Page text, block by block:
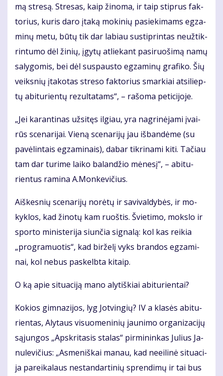
mą stre­są. Stre­sas, kaip ži­no­ma, ir taip stip­rus fak­
to­rius, ku­ris da­ro įta­ką mo­ki­nių pa­sie­ki­mams eg­za­
mi­nų me­tu, bū­tų tik dar la­biau su­stip­rin­tas ne­už­tik­
rin­tu­mo dėl ži­nių, įgy­tų at­lie­kant pa­si­ruo­ši­mą na­mų
sa­ly­go­mis, bei dėl su­spaus­to eg­za­mi­nų gra­fi­ko. Šių
veiks­nių įta­ko­tas stre­so fak­to­rius smar­kiai at­si­liep­
tų abi­tu­rien­tų re­zul­ta­tams“, – ra­šo­ma pe­ti­ci­jo­je.
„Jei ka­ran­ti­nas už­si­tęs il­giau, yra nag­ri­nė­ja­mi įvai­
rūs sce­na­ri­jai. Vie­ną sce­na­ri­jų jau iš­ban­dė­me (su
pa­vė­lin­tais eg­za­mi­nais), da­bar tik­ri­na­mi ki­ti. Ta­čiau
tam dar tu­ri­me lai­ko ba­lan­džio mė­ne­sį“, – abi­tu­
rien­tus ra­mi­na A.Mon­ke­vi­čius.
Aiš­kes­nių sce­na­ri­jų no­rė­tų ir sa­vi­val­dy­bės, ir mo­
kyk­los, kad ži­no­tų kam ruoš­tis. Švie­ti­mo, moks­lo ir
spor­to mi­nis­te­ri­ja siun­čia sig­na­lą: kol kas rei­kia
„pro­gra­muo­tis“, kad bir­že­lį vyks bran­dos eg­za­mi­
nai, kol ne­bus pa­skelb­ta ki­taip.
O ką apie si­tu­a­ci­ją ma­no aly­tiš­kiai abi­tu­rien­tai?
Ko­kios gim­na­zi­jos, lyg Jot­vin­gių? IV a kla­sės abi­tu­
rien­tas, Aly­taus vi­suo­me­ni­nių jau­ni­mo or­ga­ni­za­ci­jų
są­jun­gos „Ap­skri­ta­sis sta­las“ pir­mi­nin­kas Ju­lius Ja­
nu­le­vi­čius: „As­me­niš­kai ma­nau, kad ne­ei­li­nė si­tu­a­ci­
ja pa­rei­ka­laus ne­stan­dar­ti­nių spren­di­mų ir tai bus